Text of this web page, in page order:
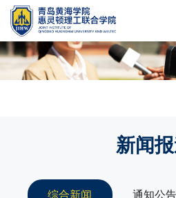
新闻
综合新闻 通知公告